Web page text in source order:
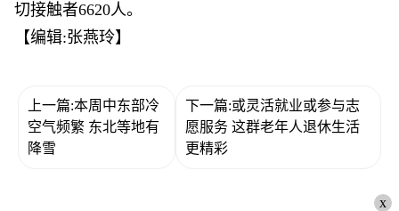
切接触者6620人。
【编辑:张燕玲】
上一篇:本周中东部冷
空气频繁 东北等地有
降雪
下一篇:或灵活就业或参与志
愿服务 这群老年人退休生活
更精彩
x